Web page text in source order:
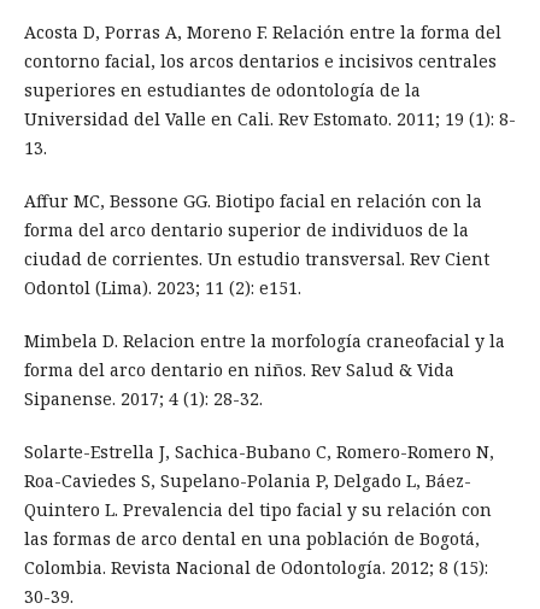
Acosta D, Porras A, Moreno F. Relación entre la forma del
contorno facial, los arcos dentarios e incisivos centrales
superiores en estudiantes de odontología de la
Universidad del Valle en Cali. Rev Estomato. 2011; 19 (1): 8-
13.
Affur MC, Bessone GG. Biotipo facial en relación con la
forma del arco dentario superior de individuos de la
ciudad de corrientes. Un estudio transversal. Rev Cient
Odontol (Lima). 2023; 11 (2): e151.
Mimbela D. Relacion entre la morfología craneofacial y la
forma del arco dentario en niños. Rev Salud & Vida
Sipanense. 2017; 4 (1): 28-32.
Solarte-Estrella J, Sachica-Bubano C, Romero-Romero N,
Roa-Caviedes S, Supelano-Polania P, Delgado L, Báez-
Quintero L. Prevalencia del tipo facial y su relación con
las formas de arco dental en una población de Bogotá,
Colombia. Revista Nacional de Odontología. 2012; 8 (15):
30-39.